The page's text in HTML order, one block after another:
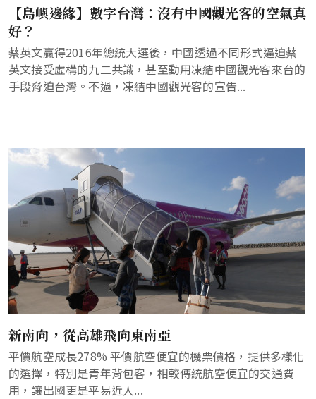
【島嶼邊緣】數字台灣：沒有中國觀光客的空氣真
好？
蔡英文贏得2016年總統大選後，中國透過不同形式逼迫蔡
英文接受虛構的九二共識，甚至動用凍結中國觀光客來台的
手段脅迫台灣。不過，凍結中國觀光客的宣告...
新南向，從高雄飛向東南亞
平價航空成長278% 平價航空便宜的機票價格，提供多樣化
的選擇，特別是青年背包客，相較傳統航空便宜的交通費
用，讓出國更是平易近人...